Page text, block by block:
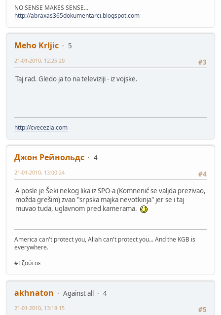
NO SENSE MAKES SENSE...
http://abraxas365dokumentarci.blogspot.com
Meho Krljic
5
#3
21-01-2010, 12:25:20
Taj rad. Gledo ja to na televiziji - iz vojske.
http://cvecezla.com
Джон Рейнольдс
4
#4
21-01-2010, 13:00:24
A posle je Šeki nekog lika iz SPO-a (Komnenić se valjda prezivao,
možda grešim) zvao "srpska majka nevotkinja" jer se i taj
muvao tuda, uglavnom pred kamerama.
America can't protect you, Allah can't protect you... And the KGB is
everywhere.
#Τζούτσε
akhnaton Against all
4
#5
21-01-2010, 13:18:15